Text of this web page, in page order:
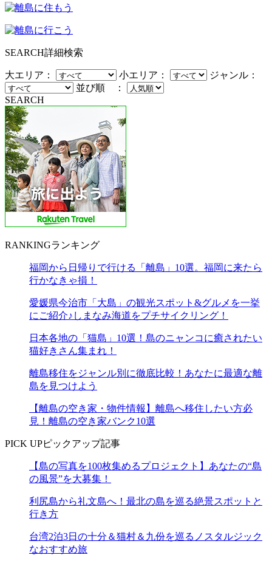
SEARCH詳細検索
大エリア： 小エリア：
ジャンル：
並び順 ：
SEARCH
RANKINGランキング
福岡から日帰りで行ける「離島」10選。福岡に来たら
行かなきゃ損！
愛媛県今治市「大島」の観光スポット&グルメを一挙
にご紹介♪しまなみ海道をプチサイクリング！
日本各地の「猫島」10選！島のニャンコに癒されたい
猫好きさん集まれ！
離島移住をジャンル別に徹底比較！あなたに最適な離
島を見つけよう
【離島の空き家・物件情報】離島へ移住したい方必
見！離島の空き家バンク10選
PICK UPピックアップ記事
【島の写真を100枚集めるプロジェクト】あなたの“島
の風景”を大募集！
利尻島から礼文島へ！最北の島を巡る絶景スポットと
行き方
台湾2泊3日の十分＆猫村＆九份を巡るノスタルジック
なおすすめ旅